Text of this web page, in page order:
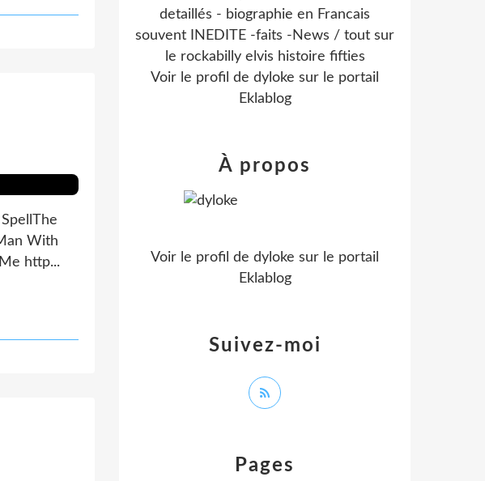
With
http...
Pages
detaillés - biographie en Francais
souvent INEDITE -faits -News / tout sur
le rockabilly elvis histoire fifties
Voir le profil de dyloke sur le portail
Eklablog
Suivez-moi
À propos
Voir le profil de dyloke sur le portail
Eklablog